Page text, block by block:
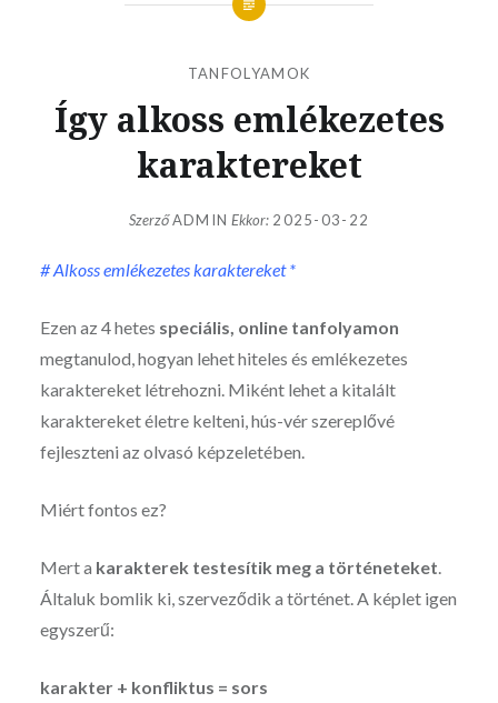
TANFOLYAMOK
Így alkoss emlékezetes
karaktereket
SzerzőADMIN Ekkor: 2025-03-22
# Alkoss emlékezetes karaktereket *
Ezen az 4 hetes speciális, online tanfolyamon
megtanulod, hogyan lehet hiteles és emlékezetes
karaktereket létrehozni. Miként lehet a kitalált
karaktereket életre kelteni, hús-vér szereplővé
fejleszteni az olvasó képzeletében.
Miért fontos ez?
Mert a karakterek testesítik meg a történeteket.
Általuk bomlik ki, szerveződik a történet. A képlet igen
egyszerű:
karakter + konfliktus = sors